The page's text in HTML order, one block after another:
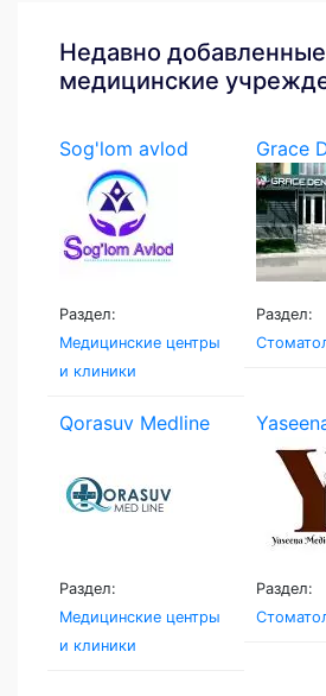
Недавно добавленные
медицинские
Sog'lom avlod
Раздел:
Медицинские центры
и клиники
Grace
Раздел:
Qorasuv Medline
Раздел:
Медицинские центры
и клиники
Clinic
Раздел: